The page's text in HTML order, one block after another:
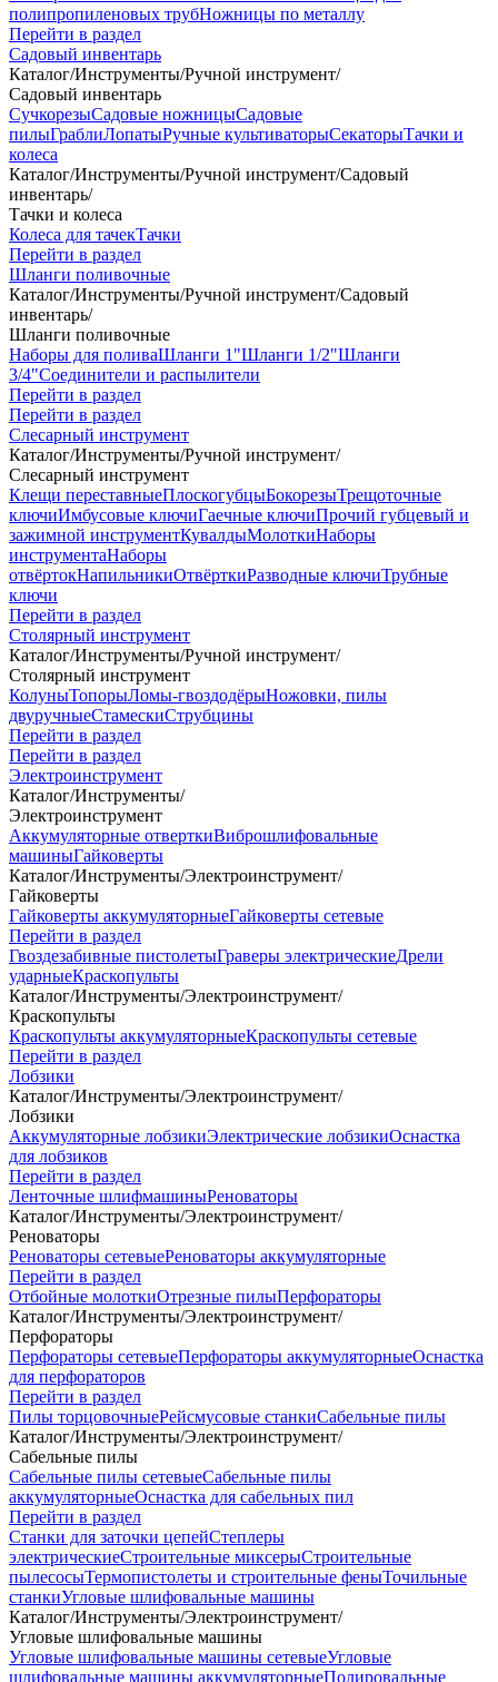
полипропиленовых трубНожницы по металлу
Перейти в раздел
Садовый инвентарь
Каталог/Инструменты/Ручной инструмент/
Садовый инвентарь
СучкорезыСадовые ножницыСадовые
пилыГраблиЛопатыРучные культиваторыСекаторыТачки и
колеса
Каталог/Инструменты/Ручной инструмент/Садовый
инвентарь/
Тачки и колеса
Колеса для тачекТачки
Перейти в раздел
Шланги поливочные
Каталог/Инструменты/Ручной инструмент/Садовый
инвентарь/
Шланги поливочные
Наборы для поливаШланги 1"Шланги 1/2"Шланги
3/4"Соединители и распылители
Перейти в раздел
Перейти в раздел
Слесарный инструмент
Каталог/Инструменты/Ручной инструмент/
Слесарный инструмент
Клещи переставныеПлоскогубцыБокорезыТрещоточные
ключиИмбусовые ключиГаечные ключиПрочий губцевый и
зажимной инструментКувалдыМолоткиНаборы
инструментаНаборы
отвёртокНапильникиОтвёрткиРазводные ключиТрубные
ключи
Перейти в раздел
Столярный инструмент
Каталог/Инструменты/Ручной инструмент/
Столярный инструмент
КолуныТопорыЛомы-гвоздодёрыНожовки, пилы
двуручныеСтамескиСтрубцины
Перейти в раздел
Перейти в раздел
Электроинструмент
Каталог/Инструменты/
Электроинструмент
Аккумуляторные отверткиВиброшлифовальные
машиныГайковерты
Каталог/Инструменты/Электроинструмент/
Гайковерты
Гайковерты аккумуляторныеГайковерты сетевые
Перейти в раздел
Гвоздезабивные пистолетыГраверы электрическиеДрели
ударныеКраскопульты
Каталог/Инструменты/Электроинструмент/
Краскопульты
Краскопульты аккумуляторныеКраскопульты сетевые
Перейти в раздел
Лобзики
Каталог/Инструменты/Электроинструмент/
Лобзики
Аккумуляторные лобзикиЭлектрические лобзикиОснастка
для лобзиков
Перейти в раздел
Ленточные шлифмашиныРеноваторы
Каталог/Инструменты/Электроинструмент/
Реноваторы
Реноваторы сетевыеРеноваторы аккумуляторные
Перейти в раздел
Отбойные молоткиОтрезные пилыПерфораторы
Каталог/Инструменты/Электроинструмент/
Перфораторы
Перфораторы сетевыеПерфораторы аккумуляторныеОснастка
для перфораторов
Перейти в раздел
Пилы торцовочныеРейсмусовые станкиСабельные пилы
Каталог/Инструменты/Электроинструмент/
Сабельные пилы
Сабельные пилы сетевыеСабельные пилы
аккумуляторныеОснастка для сабельных пил
Перейти в раздел
Станки для заточки цепейСтеплеры
электрическиеСтроительные миксерыСтроительные
пылесосыТермопистолеты и строительные феныТочильные
станкиУгловые шлифовальные машины
Каталог/Инструменты/Электроинструмент/
Угловые шлифовальные машины
Угловые шлифовальные машины сетевыеУгловые
шлифовальные машины аккумуляторныеПолировальные